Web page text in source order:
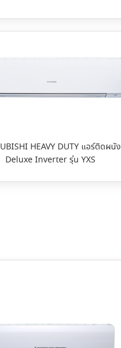
HEAVY DUTY แอร์ติดผนัง
Deluxe Inverter รุ่น YXS